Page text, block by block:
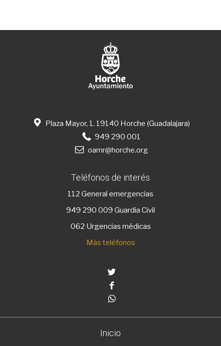
Plaza Mayor, 1. 19140 Horche (Guadalajara)
949 290 001
oamr@horche.org
Teléfonos de interés
112 General emergencias
949 290 009 Guardia Civil
062 Urgencias médicas
Más teléfonos
Inicio